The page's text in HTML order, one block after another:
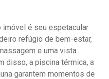
é seu espetacular
refúgio de bem-estar,
e uma vista
disso, a piscina térmica, a
garantem momentos de